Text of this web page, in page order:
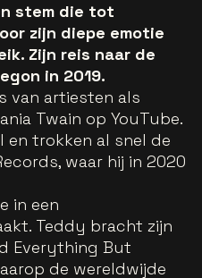
stem die tot
zijn diepe emotie
Zijn reis naar de
in 2019.
van artiesten als
Twain op YouTube.
en trokken al snel de
waar hij in 2020
in een
Teddy bracht zijn
Everything But
de wereldwijde